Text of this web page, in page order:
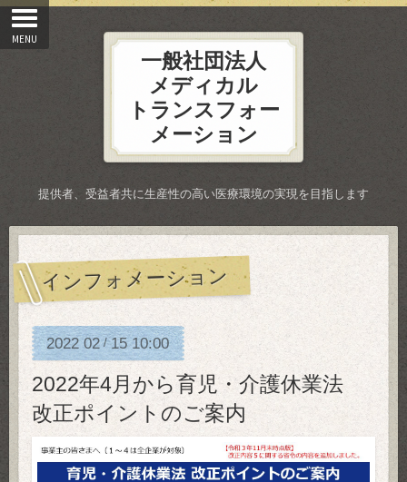
一般社団法人
メディカル
トランスフォー
メーション
提供者、受益者共に生産性の高い医療環境の実現を目指します
インフォメーション
2022 02/15 10:00
2022年4月から育児・介護休業法
改正ポイントのご案内